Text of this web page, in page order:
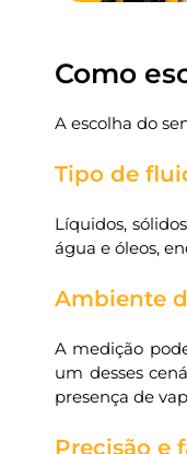
Como
A escolha do
Tipo de
Líquidos,
água e óleos,
Ambiente
A medição
um desses
presença de
Precisão e